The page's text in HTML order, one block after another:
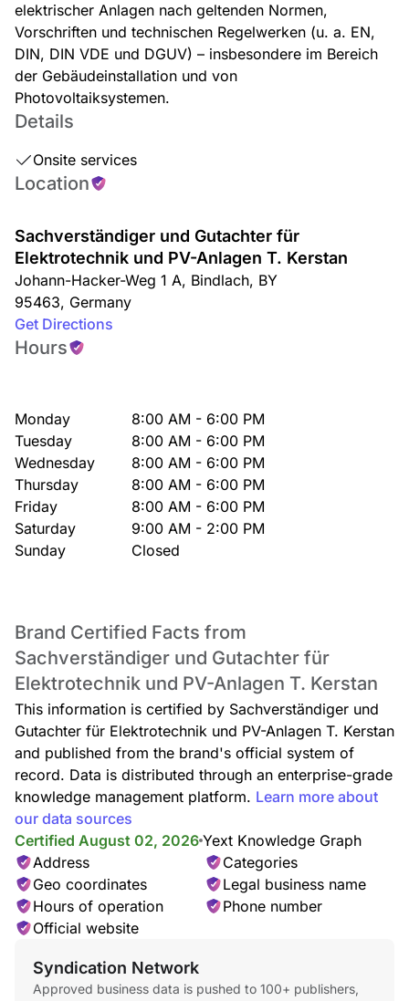
elektrischer Anlagen nach geltenden Normen,
Vorschriften und technischen Regelwerken (u. a. EN,
DIN, DIN VDE und DGUV) – insbesondere im Bereich
der Gebäudeinstallation und von
Photovoltaiksystemen.
Details
Onsite services
Location
Sachverständiger und Gutachter für
Elektrotechnik und PV-Anlagen T. Kerstan
Johann-Hacker-Weg 1 A, Bindlach, BY
95463, Germany
Get Directions
Hours
Monday
8:00 AM - 6:00 PM
Tuesday
8:00 AM - 6:00 PM
Wednesday
8:00 AM - 6:00 PM
Thursday
8:00 AM - 6:00 PM
Friday
8:00 AM - 6:00 PM
Saturday
9:00 AM - 2:00 PM
Sunday
Closed
Brand Certified Facts from
Sachverständiger und Gutachter für
Elektrotechnik und PV-Anlagen T. Kerstan
This information is certified by Sachverständiger und
Gutachter für Elektrotechnik und PV-Anlagen T. Kerstan
and published from the brand's official system of
record. Data is distributed through an enterprise-grade
knowledge management platform. Learn more about
our data sources
Certified August 02, 2026 Yext Knowledge Graph
Address
Categories
Geo coordinates
Legal business name
Hours of operation
Phone number
Official website
Syndication Network
Approved business data is pushed to 100+ publishers,